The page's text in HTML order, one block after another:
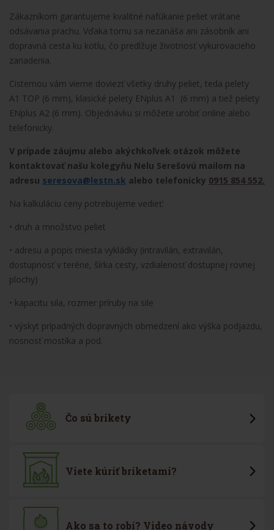
Zákazníkom garantujeme kvalitné nafúkanie peliet vrátane
odsávania prachu. Vďaka tomu sa nezanáša ani zásobník ani
dopravná cesta ku kotlu, čo predlžuje životnosť vykurovacieho
zariadenia.
Cisternou vám vieme doviezť všetky druhy peliet, teda pelety
A1 TOP (6 mm), klasické pelety ENplus A1 (6 mm) a tiež pelety
ENplus A2 (6 mm). Objednávku si môžete urobiť online alebo
telefonicky.
V prípade záujmu alebo akýchkoľvek otázok môžete
kontaktovať našu kolegyňu Nelu Serešovú mailom na
adresu seresova@lestn.sk alebo telefonicky 0915 854 552.
Na kalkuláciu ceny potrebujeme vedieť:
• druh a množstvo peliet
• adresu a popis miesta vykládky (intravilán, extravilán,
dostupnosť v teréne, šírka cesty, vzdialenosť dostupnej rovnej
plochy)
• kapacitu sila, rozmer príruby na sile
• výskyt prípadných dopravných obmedzení ako výška podjazdu,
nosnosť mostíka a pod.
Čo sú brikety
Viete kúriť briketami?
Ako sa to robí? Video návody